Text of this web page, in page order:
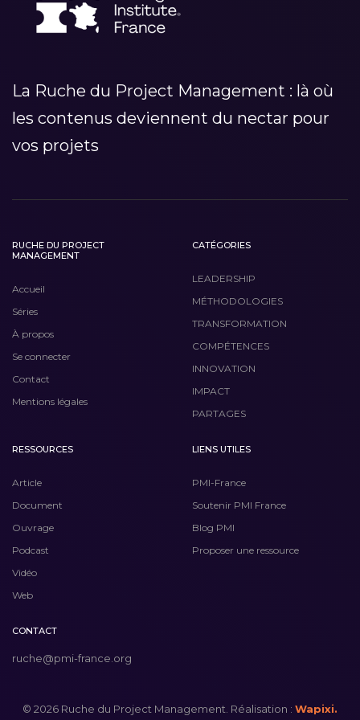
La Ruche du Project Management : là où
les contenus deviennent du nectar pour
vos projets
RUCHE DU PROJECT
MANAGEMENT
Accueil
Séries
À propos
Se connecter
Contact
Mentions légales
CATÉGORIES
LEADERSHIP
MÉTHODOLOGIES
TRANSFORMATION
COMPÉTENCES
INNOVATION
IMPACT
PARTAGES
RESSOURCES
Article
Document
Ouvrage
Podcast
Vidéo
Web
LIENS UTILES
PMI-France
Soutenir PMI France
Blog PMI
Proposer une ressource
CONTACT
ruche@pmi-france.org
© 2026 Ruche du Project Management. Réalisation : Wapixi.